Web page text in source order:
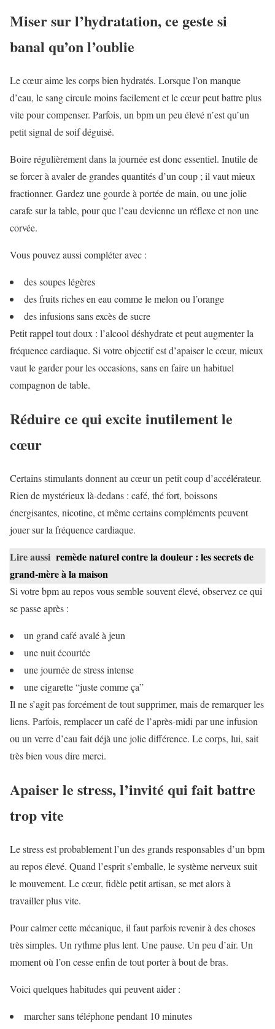
Miser sur l’hydratation, ce geste si
banal qu’on l’oublie
Le cœur aime les corps bien hydratés. Lorsque l’on manque
d’eau, le sang circule moins facilement et le cœur peut battre plus
vite pour compenser. Parfois, un bpm un peu élevé n’est qu’un
petit signal de soif déguisé.
Boire régulièrement dans la journée est donc essentiel. Inutile de
se forcer à avaler de grandes quantités d’un coup ; il vaut mieux
fractionner. Gardez une gourde à portée de main, ou une jolie
carafe sur la table, pour que l’eau devienne un réflexe et non une
corvée.
Vous pouvez aussi compléter avec :
des soupes légères
des fruits riches en eau comme le melon ou l’orange
des infusions sans excès de sucre
Petit rappel tout doux : l’alcool déshydrate et peut augmenter la
fréquence cardiaque. Si votre objectif est d’apaiser le cœur, mieux
vaut le garder pour les occasions, sans en faire un habituel
compagnon de table.
Réduire ce qui excite inutilement le
cœur
Certains stimulants donnent au cœur un petit coup d’accélérateur.
Rien de mystérieux là-dedans : café, thé fort, boissons
énergisantes, nicotine, et même certains compléments peuvent
jouer sur la fréquence cardiaque.
Lire aussi remède naturel contre la douleur : les secrets de
grand-mère à la maison
Si votre bpm au repos vous semble souvent élevé, observez ce qui
se passe après :
un grand café avalé à jeun
une nuit écourtée
une journée de stress intense
une cigarette “juste comme ça”
Il ne s’agit pas forcément de tout supprimer, mais de remarquer les
liens. Parfois, remplacer un café de l’après-midi par une infusion
ou un verre d’eau fait déjà une jolie différence. Le corps, lui, sait
très bien vous dire merci.
Apaiser le stress, l’invité qui fait battre
trop vite
Le stress est probablement l’un des grands responsables d’un bpm
au repos élevé. Quand l’esprit s’emballe, le système nerveux suit
le mouvement. Le cœur, fidèle petit artisan, se met alors à
travailler plus vite.
Pour calmer cette mécanique, il faut parfois revenir à des choses
très simples. Un rythme plus lent. Une pause. Un peu d’air. Un
moment où l’on cesse enfin de tout porter à bout de bras.
Voici quelques habitudes qui peuvent aider :
marcher sans téléphone pendant 10 minutes